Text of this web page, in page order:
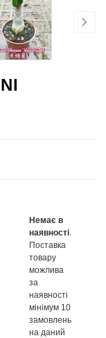
Немає в
наявності
Поставка
товару
можлива
за
наявності
мінімум 10
замовлень
на даний